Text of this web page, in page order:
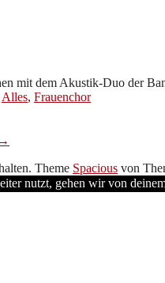
mit dem Akustik-Duo der
Alles, Frauenchor
→
Theme Spacious von
nutzt, gehen wir von